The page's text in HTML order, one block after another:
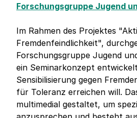
Forschungsgruppe Jugend
Im Rahmen des Projektes
Fremdenfeindlichkeit",
Forschungsgruppe Jugend
ein Seminarkonzept
Sensibilisierung gegen
für Toleranz erreichen will.
multimedial gestaltet, um